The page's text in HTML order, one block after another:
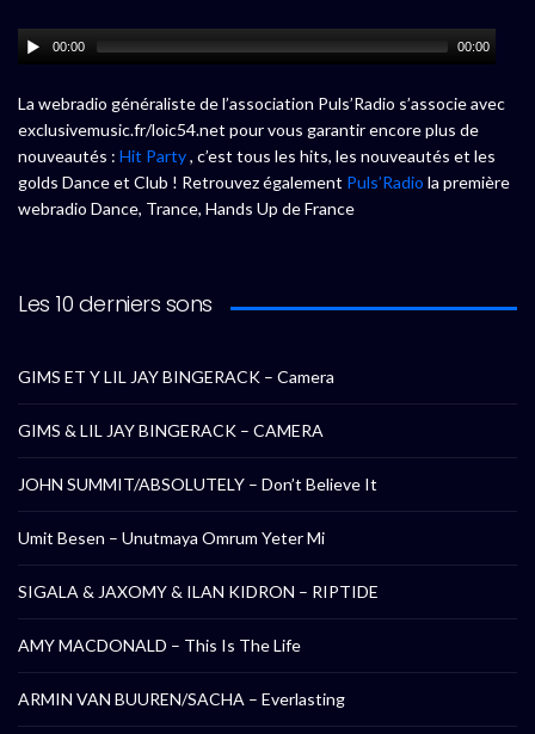
00:00 00:00
La webradio généraliste de l’association Puls’Radio s’associe avec
exclusivemusic.fr/loic54.net pour vous garantir encore plus de
nouveautés : Hit Party, c’est tous les hits, les nouveautés et les
golds Dance et Club ! Retrouvez également Puls’Radio la première
webradio Dance, Trance, Hands Up de France
Les 10 derniers sons
GIMS ET Y LIL JAY BINGERACK – Camera
GIMS & LIL JAY BINGERACK – CAMERA
JOHN SUMMIT/ABSOLUTELY – Don’t Believe It
Umit Besen – Unutmaya Omrum Yeter Mi
SIGALA & JAXOMY & ILAN KIDRON – RIPTIDE
AMY MACDONALD – This Is The Life
ARMIN VAN BUUREN/SACHA – Everlasting